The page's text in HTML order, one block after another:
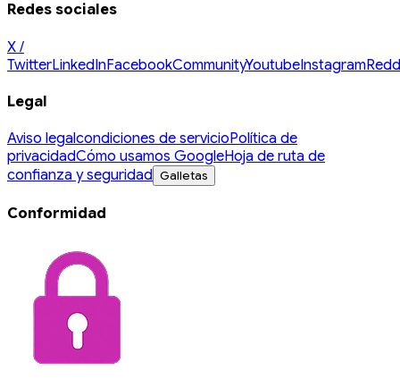
Redes sociales
X /
TwitterLinkedInFacebookCommunityYoutubeInstagram
Legal
Aviso legalcondiciones de servicioPolítica de
privacidadCómo usamos GoogleHoja de ruta de
confianza y seguridad Galletas
Conformidad